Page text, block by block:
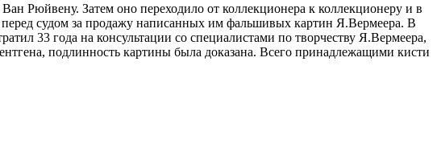
Рюйвену. Затем оно переходило от коллекционера к коллекционеру и в
перед судом за продажу написанных им фальшивых картин Я.Вермеера. В
33 года на консультации со специалистами по творчеству Я.Вермеера,
подлинность картины была доказана. Всего принадлежащими кисти